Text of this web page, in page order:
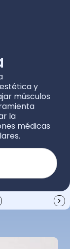
y
músculos
la
médicas